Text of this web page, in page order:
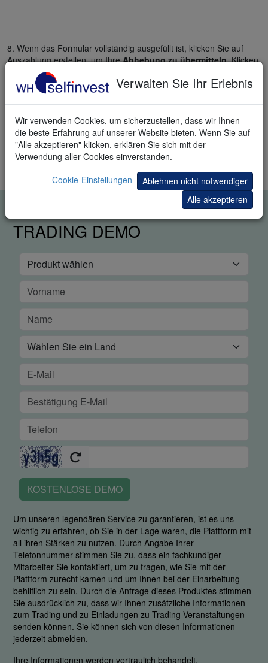
8. Wenn das Formular vollständig ausgefüllt ist, klicken Sie auf
Auszahlung erstellen, um IhreAbhebung zu übermitteln. Klicken
Sie auf Zurück, um die Transaktion abzubrechen.
Tipp: Möglicherweise werden Sie aufgefordert, Ihre Identität zu
bestätigen und eine Bestätigungsnummer einzugeben, die Sie per
E-Mail oder SMS erhalten haben.
Tipp: Klicken Sie auf Weitere Überweisung starten, um eine
weitere Transaktion durchzuführen, oder auf Transaktionsverlauf
anzeigen, um eine Liste früherer Einzahlungen und Abhebungen
Verwalten Sie Ihr Erlebnis
Wir verwenden Cookies, um sicherzustellen, dass wir Ihnen
die beste Erfahrung auf unserer Website bieten. Wenn Sie auf
"Alle akzeptieren" klicken, erklären Sie sich mit der
Verwendung aller Cookies einverstanden.
Cookie-Einstellungen
Ablehnen nicht notwendiger
Alle akzeptieren
KOSTENLOSE REAL-TIME
TRADING DEMO
KOSTENLOSE DEMO
Um unseren legendären Service zu garantieren, ist es uns
wichtig zu erfahren, ob Sie in der Lage waren, die Plattform mit
all ihren Stärken zu nutzen. Durch Angabe Ihrer
Telefonnummer stimmen Sie zu, dass ein fachkundiger
Mitarbeiter Sie kontaktiert, um zu fragen, wie Sie mit der
Plattform zurecht kamen und um Ihnen bei der Einarbeitung
behilflich zu sein. Durch die Anfrage dieses Produktes stimmen
Sie ausdrücklich zu, dass wir Ihnen zusätzliche Informationen
zum Trading und zu Einladungen zu Trading-Veranstaltungen
senden können. Sie können sich von diesen Informationen
jederzeit abmelden.
Ihre Informationen werden vertraulich behandelt.